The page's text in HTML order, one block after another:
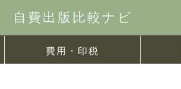
自費出版比較ナビ
費用・印税